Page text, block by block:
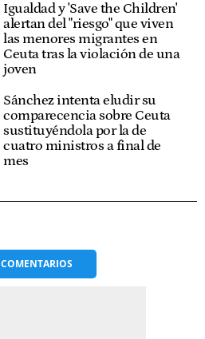
Igualdad y 'Save the Children'
alertan del "riesgo" que viven
las menores migrantes en
Ceuta tras la violación de una
joven
Sánchez intenta eludir su
comparecencia sobre Ceuta
sustituyéndola por la de
cuatro ministros a final de
mes
COMENTARIOS